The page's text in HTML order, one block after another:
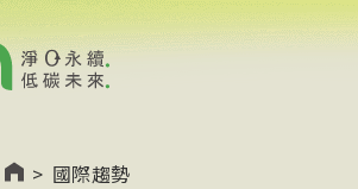
> 國際趨勢